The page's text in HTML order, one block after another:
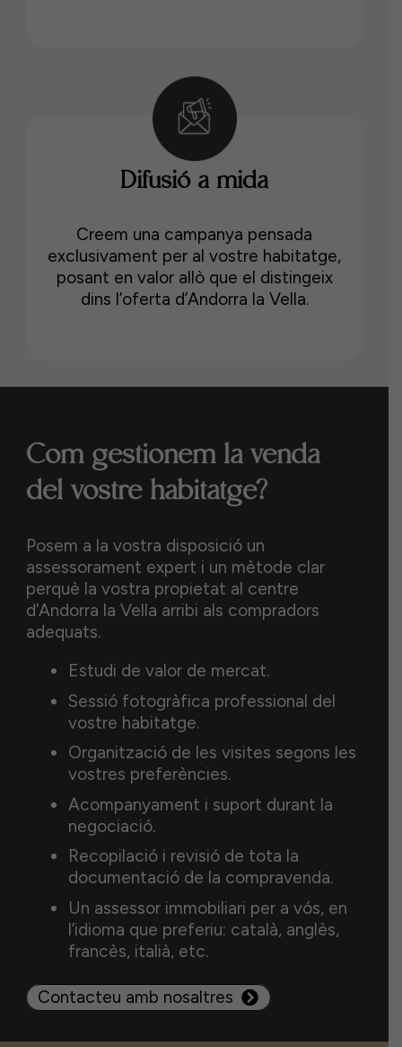
Difusió a mida
Creem una campanya pensada
exclusivament per al vostre habitatge,
posant en valor allò que el distingeix
dins l’oferta d’Andorra la Vella.
Com gestionem la venda
del vostre habitatge?
Posem a la vostra disposició un
assessorament expert i un mètode clar
perquè la vostra propietat al centre
d’Andorra la Vella arribi als compradors
adequats.
Estudi de valor de mercat.
Sessió fotogràfica professional del
vostre habitatge.
Organització de les visites segons les
vostres preferències.
Acompanyament i suport durant la
negociació.
Recopilació i revisió de tota la
documentació de la compravenda.
Un assessor immobiliari per a vós, en
l’idioma que preferiu: català, anglès,
francès, italià, etc.
Contacteu amb nosaltres